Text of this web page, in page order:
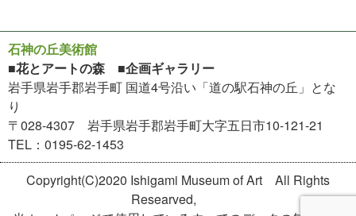
石神の丘美術館
■花とアートの森 ■企画ギャラリー
岩手県岩手郡岩手町 国道4号沿い「道の駅石神の丘」とな
り
〒028-4307 岩手県岩手郡岩手町大字五日市10-121-21
TEL：0195-62-1453
Copyright(C)2020 Ishigami Museum of Art All Rights
Researved,